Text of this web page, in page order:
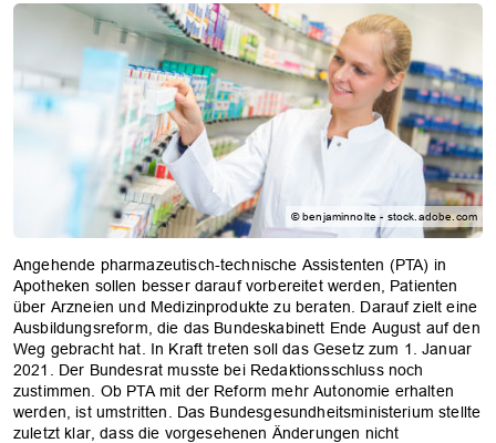
© benjaminnolte - stock.adobe.com
Angehende pharmazeutisch-technische Assistenten (PTA) in
Apotheken sollen besser darauf vorbereitet werden, Patienten
über Arzneien und Medizinprodukte zu beraten. Darauf zielt eine
Ausbildungsreform, die das Bundeskabinett Ende August auf den
Weg gebracht hat. In Kraft treten soll das Gesetz zum 1. Januar
2021. Der Bundesrat musste bei Redaktionsschluss noch
zustimmen. Ob PTA mit der Reform mehr Autonomie erhalten
werden, ist umstritten. Das Bundesgesundheitsministerium stellte
zuletzt klar, dass die vorgesehenen Änderungen nicht